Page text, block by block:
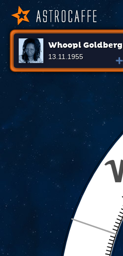
Whoopi Goldberg
13.11.1955